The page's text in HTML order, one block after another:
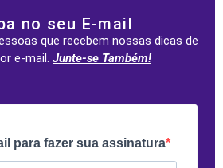
no seu E-mail
que recebem nossas dicas de
e-mail. Junte-se Também!
para fazer sua assinatura